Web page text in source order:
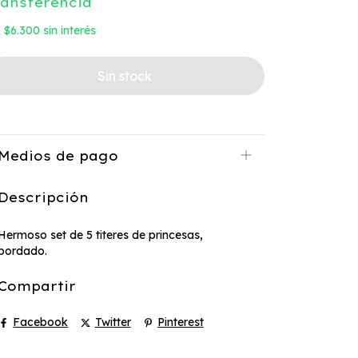
$6.300 sin interés
de pago
set de 5 titeres de princesas,
Facebook Twitter Pinterest